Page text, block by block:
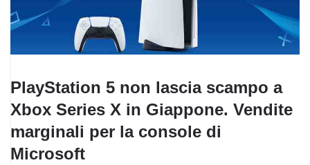
PlayStation 5 non lascia scampo a
Xbox Series X in Giappone. Vendite
marginali per la console di
Microsoft